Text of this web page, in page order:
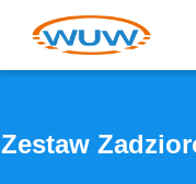
Zestaw